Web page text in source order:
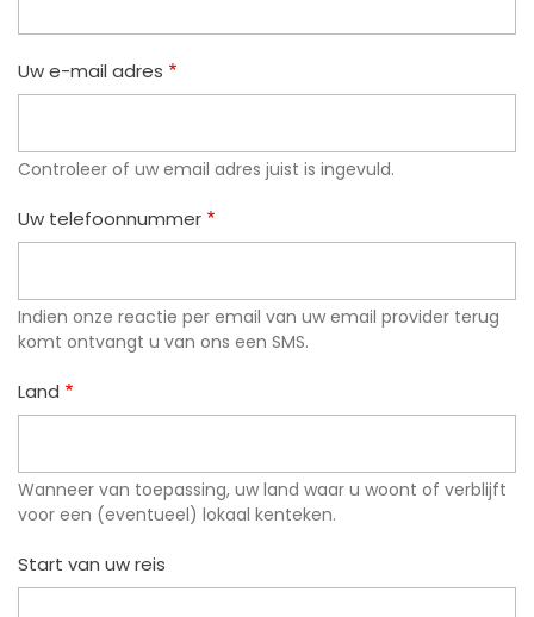
Uw e-mail adres
Controleer of uw email adres juist is ingevuld.
Uw telefoonnummer
Indien onze reactie per email van uw email provider terug
komt ontvangt u van ons een SMS.
Land
Wanneer van toepassing, uw land waar u woont of verblijft
voor een (eventueel) lokaal kenteken.
Start van uw reis